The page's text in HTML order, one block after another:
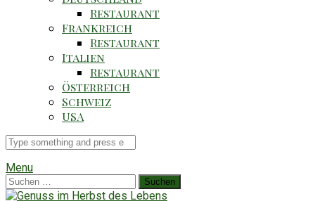
Restaurant
Frankreich
Restaurant
Italien
Restaurant
Österreich
Schweiz
USA
Suche
für
Menu
Suchen
nach: